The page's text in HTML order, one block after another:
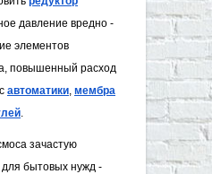
давление вредно -
элементов
повышенный расход
автом​атики мембра​
зачастую
бытовых нужд -